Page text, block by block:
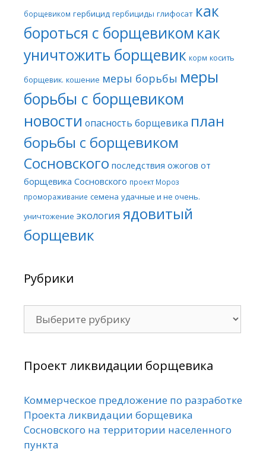
борщевиком гербицид гербициды глифосат как
бороться с борщевиком как
уничтожить борщевик корм косить
борщевик. кошение меры борьбы меры
борьбы с борщевиком
новости опасность борщевика план
борьбы с борщевиком
Сосновского последствия ожогов от
борщевика Сосновского проект Мороз
промораживание семена удачные и не очень.
уничтожение экология ядовитый
борщевик
Рубрики
Рубрики
Проект ликвидации борщевика
Коммерческое предложение по разработке
Проекта ликвидации борщевика
Сосновского на территории населенного
пункта